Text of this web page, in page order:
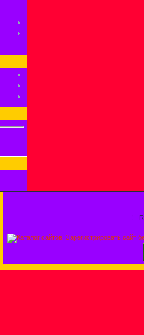
!--